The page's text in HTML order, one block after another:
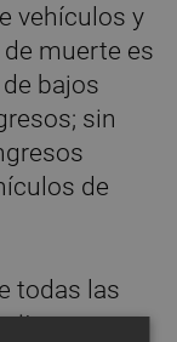
vehículos y
muerte es
bajos
sin
de
todas las
son